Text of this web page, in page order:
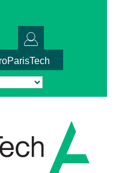
Translate